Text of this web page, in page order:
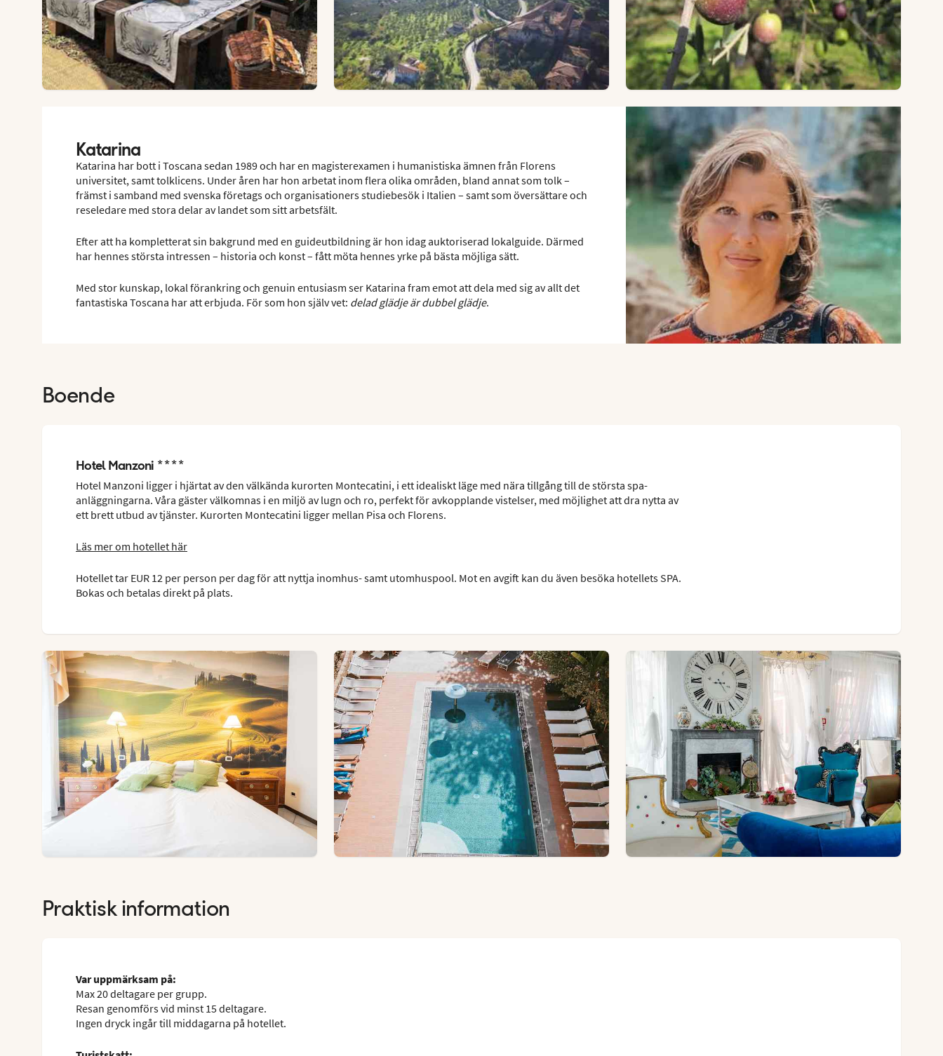
Katarina
Katarina har bott i Toscana sedan 1989 och har en magisterexamen i humanistiska ämnen från Florens
universitet, samt tolklicens. Under åren har hon arbetat inom flera olika områden, bland annat som tolk –
främst i samband med svenska företags och organisationers studiebesök i Italien – samt som översättare och
reseledare med stora delar av landet som sitt arbetsfält.
Efter att ha kompletterat sin bakgrund med en guideutbildning är hon idag auktoriserad lokalguide. Därmed
har hennes största intressen – historia och konst – fått möta hennes yrke på bästa möjliga sätt.
Med stor kunskap, lokal förankring och genuin entusiasm ser Katarina fram emot att dela med sig av allt det
fantastiska Toscana har att erbjuda. För som hon själv vet: delad glädje är dubbel glädje.
Boende
Hotel Manzoni ****
Hotel Manzoni ligger i hjärtat av den välkända kurorten Montecatini, i ett idealiskt läge med nära tillgång till de största spa-
anläggningarna. Våra gäster välkomnas i en miljö av lugn och ro, perfekt för avkopplande vistelser, med möjlighet att dra nytta av
ett brett utbud av tjänster. Kurorten Montecatini ligger mellan Pisa och Florens.
Läs mer om hotellet här
Hotellet tar EUR 12 per person per dag för att nyttja inomhus- samt utomhuspool. Mot en avgift kan du även besöka hotellets SPA.
Bokas och betalas direkt på plats.
Praktisk information
Var uppmärksam på:
Max 20 deltagare per grupp.
Resan genomförs vid minst 15 deltagare.
Ingen dryck ingår till middagarna på hotellet.